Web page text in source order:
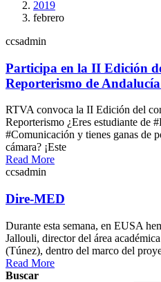
2019
febrero
ccsadmin
Participa en la II Edición
Reporterismo de
RTVA convoca la II Edición del
Reporterismo ¿Eres estudiante de
#Comunicación y tienes ganas de
cámara? ¡Este
Read More
ccsadmin
Dire-MED
Durante esta semana, en EUSA
Jallouli, director del área
(Túnez), dentro del marco del
Read More
Buscar